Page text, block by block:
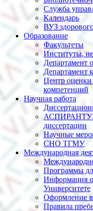
Служба
Календарь
ВУЗ
Образование
Факультеты
Институты,
Департамент
Департамент
Центр оценки
компетенций
Научная работа
диссертации
Научные
СНО ТГМУ
Международная
Программы
Информация
Университете
Оформление
Правила